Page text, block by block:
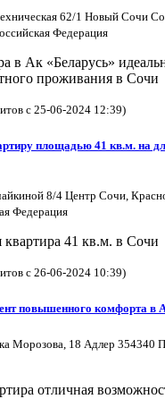
62/1 Новый Сочи
Федерация
в Ак «Беларусь»
проживания в Сочи
с 25-06-2024 12:39)
площадью 41 кв.м. на
8/4 Центр Сочи,
Федерация
квартира 41 кв.м. в Сочи
с 26-06-2024 10:39)
повышенного комфорта в
Морозова, 18 Адлер 354340
отличная